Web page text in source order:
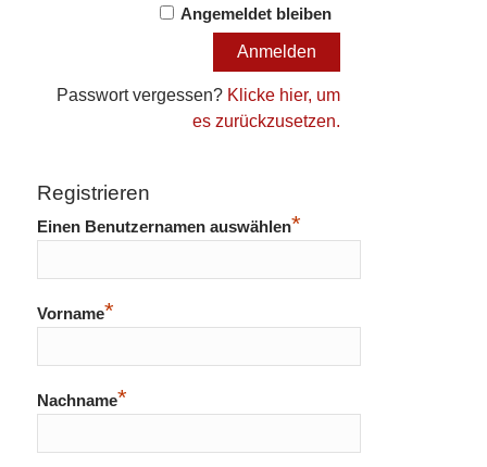
Angemeldet bleiben
Passwort vergessen? Klicke hier, um
es zurückzusetzen.
Registrieren
Einen Benutzernamen auswählen*
Vorname*
Nachname*